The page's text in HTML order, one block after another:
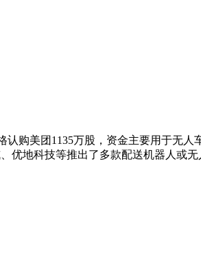
购美团1135万股，资金主要用于无
优地科技等推出了多款配送机器人或